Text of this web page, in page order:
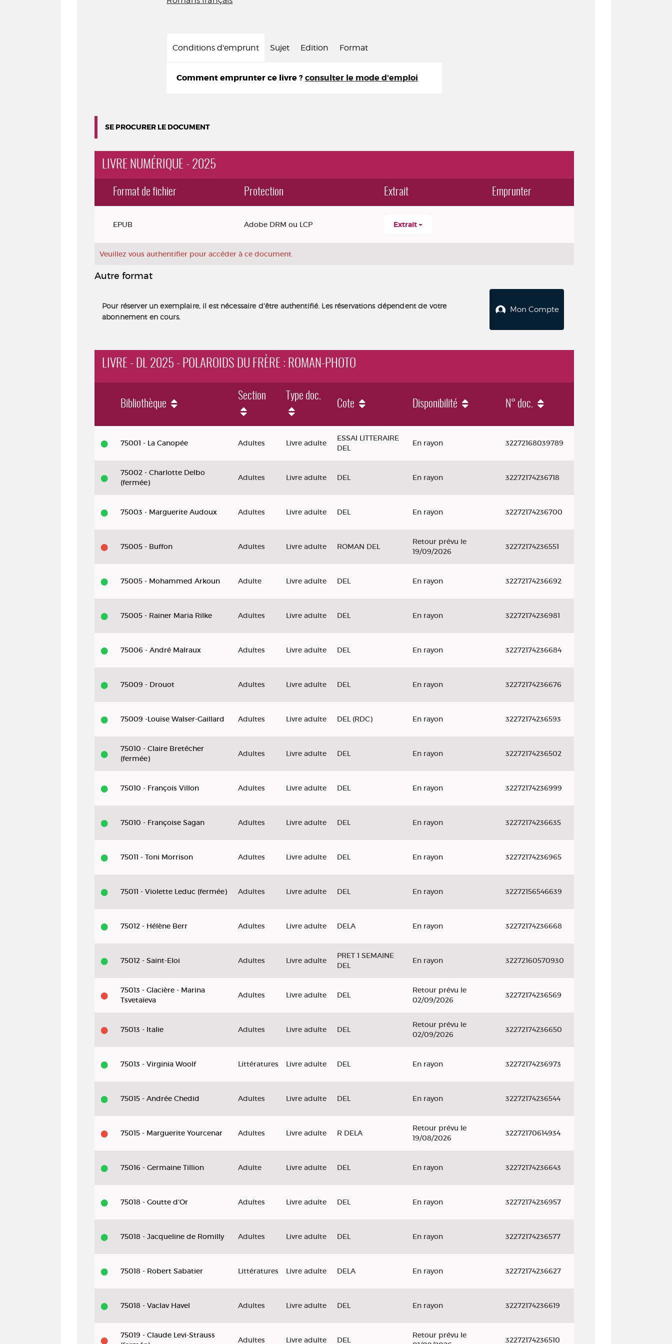
Conditions d'emprunt Sujet Edition Format
Comment emprunter ce livre ? consulter le mode d'emploi
SE PROCURER LE DOCUMENT
LIVRE NUMÉRIQUE - 2025
Format de fichier Protection Extrait Emprunter
EPUB Adobe DRM ou LCP Extrait
Veuillez vous authentifier pour accéder à ce document.
Autre format
Pour réserver un exemplaire, il est nécessaire d'être authentifié. Les réservations dépendent de votre
abonnement en cours.
Mon Compte
LIVRE - DL 2025 - POLAROIDS DU FRÈRE : ROMAN-PHOTO
Bibliothèque
Section Type doc.
Cote Disponibilité N° doc.
75001 - La Canopée Adultes Livre adulte
ESSAI LITTERAIRE
DEL
En rayon 32272168039789
75002 - Charlotte Delbo
(fermée)
Adultes Livre adulte DEL En rayon 32272174236718
75003 - Marguerite Audoux Adultes Livre adulte DEL En rayon 32272174236700
75005 - Buffon Adultes Livre adulte ROMAN DEL
Retour prévu le
19/09/2026
32272174236551
75005 - Mohammed Arkoun Adulte Livre adulte DEL En rayon 32272174236692
75005 - Rainer Maria Rilke Adultes Livre adulte DEL En rayon 32272174236981
75006 - André Malraux Adultes Livre adulte DEL En rayon 32272174236684
75009 - Drouot Adultes Livre adulte DEL En rayon 32272174236676
75009 -Louise Walser-Gaillard Adultes Livre adulte DEL (RDC) En rayon 32272174236593
75010 - Claire Bretécher
(fermée)
Adultes Livre adulte DEL En rayon 32272174236502
75010 - François Villon Adultes Livre adulte DEL En rayon 32272174236999
75010 - Françoise Sagan Adultes Livre adulte DEL En rayon 32272174236635
75011 - Toni Morrison Adultes Livre adulte DEL En rayon 32272174236965
75011 - Violette Leduc (fermée) Adultes Livre adulte DEL En rayon 32272156546639
75012 - Hélène Berr Adultes Livre adulte DELA En rayon 32272174236668
75012 - Saint-Eloi Adultes Livre adulte
PRET 1 SEMAINE
DEL
En rayon 32272160570930
75013 - Glacière - Marina
Tsvetaïeva
Adultes Livre adulte DEL
Retour prévu le
02/09/2026
32272174236569
75013 - Italie Adultes Livre adulte DEL
Retour prévu le
02/09/2026
32272174236650
75013 - Virginia Woolf Littératures Livre adulte DEL En rayon 32272174236973
75015 - Andrée Chedid Adultes Livre adulte DEL En rayon 32272174236544
75015 - Marguerite Yourcenar Adultes Livre adulte R DELA
Retour prévu le
19/08/2026
32272170614934
75016 - Germaine Tillion Adulte Livre adulte DEL En rayon 32272174236643
75018 - Goutte d'Or Adultes Livre adulte DEL En rayon 32272174236957
75018 - Jacqueline de Romilly Adultes Livre adulte DEL En rayon 32272174236577
75018 - Robert Sabatier Littératures Livre adulte DELA En rayon 32272174236627
75018 - Vaclav Havel Adultes Livre adulte DEL En rayon 32272174236619
75019 - Claude Levi-Strauss
Adultes Livre adulte DEL
Retour prévu le
32272174236510